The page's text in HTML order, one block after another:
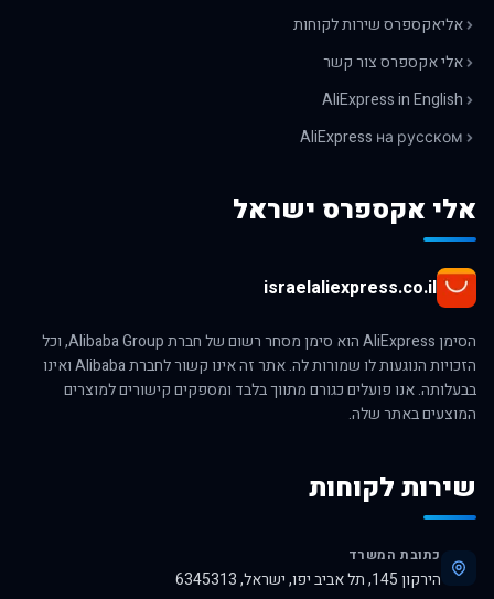
אליאקספרס שירות לקוחות
אלי אקספרס צור קשר
AliExpress in English
AliExpress на русском
אלי אקספרס ישראל
israelaliexpress.co.il
הסימן AliExpress הוא סימן מסחר רשום של חברת Alibaba Group, וכל
הזכויות הנוגעות לו שמורות לה. אתר זה אינו קשור לחברת Alibaba ואינו
בבעלותה. אנו פועלים כגורם מתווך בלבד ומספקים קישורים למוצרים
המוצעים באתר שלה.
שירות לקוחות
כתובת המשרד
הירקון 145, תל אביב יפו, ישראל, 6345313